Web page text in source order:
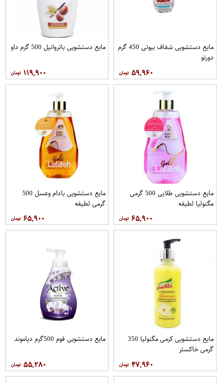
مایع دستشویی شفاف بیوتی 450 گرم
دورتو
۵۹,۹۶۰
مایع دستشویی باتروانیل 500 گرم داو
۱۱۹,۹۰۰
مایع دستشویی طلایی 500 گرمی
مگنولیا لطیفه
۶۵,۹۰۰
مایع دستشویی بادام وعسل 500
گرمی لطیفه
۶۵,۹۰۰
مایع دستشویی کرمی مگنولیا 350
گرمی خاکستر
۴۷,۹۶۰
مایع دستشویی فوم 500گرم دیاموند
۵۵,۲۸۰